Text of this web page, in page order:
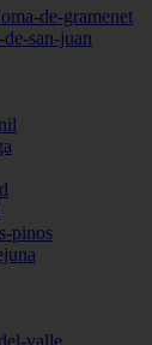
de-gramenet
san-juan
pinos
valle